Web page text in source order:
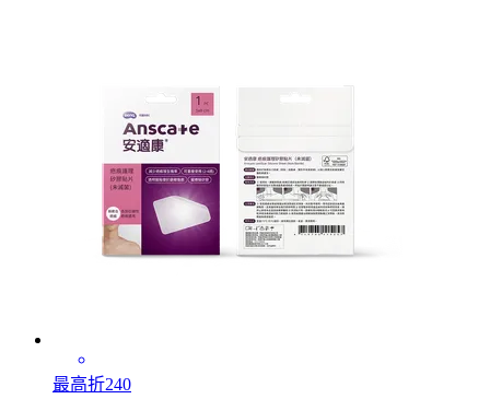
最高折240